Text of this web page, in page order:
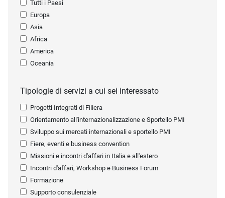
Tutti i Paesi
Europa
Asia
Africa
America
Oceania
Tipologie di servizi a cui sei interessato
Progetti Integrati di Filiera
Orientamento all'internazionalizzazione e Sportello PMI
Sviluppo sui mercati internazionali e sportello PMI
Fiere, eventi e business convention
Missioni e incontri d'affari in Italia e all'estero
Incontri d'affari, Workshop e Business Forum
Formazione
Supporto consulenziale